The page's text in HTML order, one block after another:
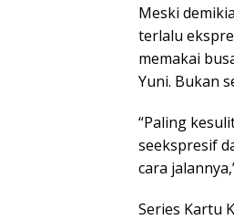
Meski
terlalu
memakai
Yuni. Bukan
“Paling
seekspresif
cara
Series Kartu